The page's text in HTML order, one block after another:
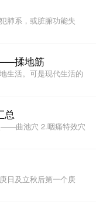
肺系，或脏腑功能失
揉地筋
生活。可是现代生活的
总
——曲池穴 2.咽痛特效穴
日及立秋后第一个庚